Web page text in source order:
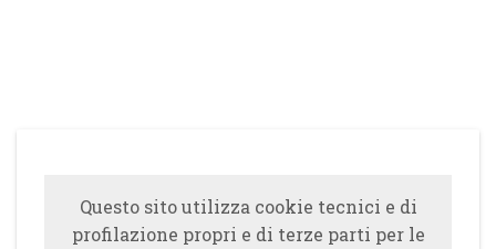
Questo sito utilizza cookie tecnici e di
profilazione propri e di terze parti per le